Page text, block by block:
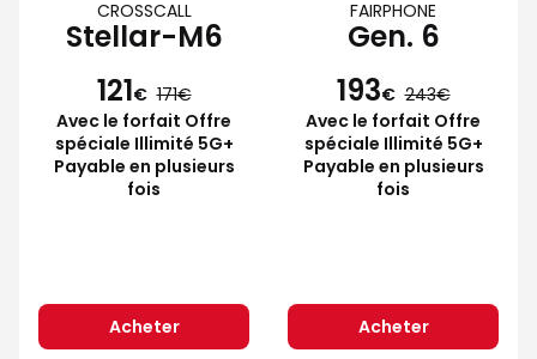
CROSSCALL
Stellar-M6
121€ 171
Avec le forfait Offre
spéciale Illimité 5G+
Payable en plusieurs
fois
Acheter
FAIRPHONE
Gen. 6
193€ 243
Avec le forfait Offre
spéciale Illimité 5G+
Payable en plusieurs
fois
Acheter